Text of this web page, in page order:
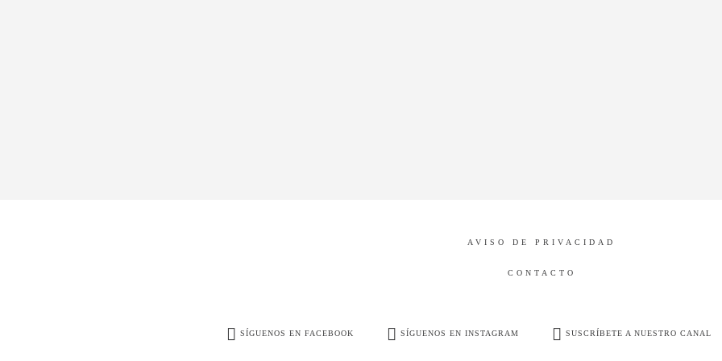
AVISO DE PRIVACIDAD
CONTACTO
SÍGUENOS EN FACEBOOK SÍGUENOS EN INSTAGRAM SUSCRÍBETE A NUESTRO CANAL